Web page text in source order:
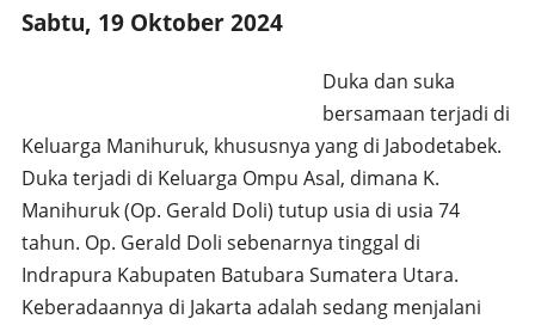
Sabtu, 19 Oktober 2024
Duka dan suka
bersamaan terjadi di
Keluarga Manihuruk, khususnya yang di Jabodetabek.
Duka terjadi di Keluarga Ompu Asal, dimana K.
Manihuruk (Op. Gerald Doli) tutup usia di usia 74
tahun. Op. Gerald Doli sebenarnya tinggal di
Indrapura Kabupaten Batubara Sumatera Utara.
Keberadaannya di Jakarta adalah sedang menjalani